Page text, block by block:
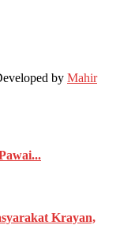
by Mahir
Krayan,